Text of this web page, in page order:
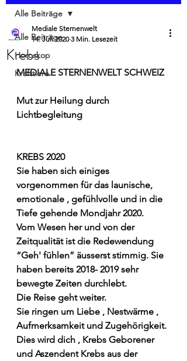
Alle Beiträge
Horoskop
Krafttiere
Alle Beiträge
Krebs
Mediale Sternenwelt
14. Juli 2020 3 Min. Lesezeit
MEDIALE STERNENWELT SCHWEIZ
Mut zur Heilung durch
Lichtbegleitung
KREBS 2020
Sie haben sich einiges
vorgenommen für das launische,
emotionale , gefühlvolle und in die
Tiefe gehende Mondjahr 2020.
Vom Wesen her und von der
Zeitqualität ist die Redewendung
“Geh' fühlen” äusserst stimmig. Sie
haben bereits 2018- 2019 sehr
bewegte Zeiten durchlebt.
Die Reise geht weiter.
Sie ringen um Liebe , Nestwärme ,
Aufmerksamkeit und Zugehörigkeit.
Dies wird dich , Krebs Geborener
und Aszendent Krebs aus der